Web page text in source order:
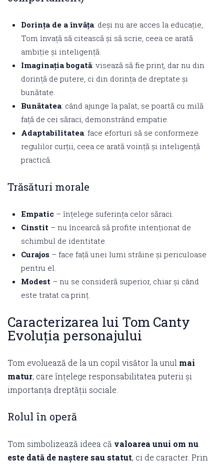
Dorința de a învăța: deși nu are acces la educație,
Tom învață să citească și să scrie, ceea ce arată
ambiție și inteligență.
Imaginația bogată: visează să fie prinț, dar nu din
dorință de putere, ci din dorința de dreptate și
bunătate.
Bunătatea: când ajunge la palat, se poartă cu milă
față de cei săraci, demonstrând empatie.
Adaptabilitatea: face eforturi să se conformeze
regulilor curții, ceea ce arată voință și inteligență
practică.
Trăsături morale
Empatic – înțelege suferința celor săraci.
Cinstit – nu încearcă să profite intenționat de
schimbul de identitate.
Curajos – face față unei lumi străine și periculoase
pentru el.
Modest – nu se consideră superior, chiar și când
este tratat ca prinț.
Caracterizarea lui Tom Canty
Evoluția personajului
Tom evoluează de la un copil visător la unul mai
matur, care înțelege responsabilitatea puterii și
importanța dreptății sociale.
Rolul în operă
Tom simbolizează ideea că valoarea unui om nu
este dată de naștere sau statut, ci de caracter. Prin